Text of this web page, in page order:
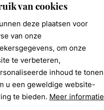
van cookies
deze plaatsen voor
van onze
om onze
te verbeteren,
inhoud te tonen
u een geweldige website-
te bieden. Meer informatie
0361 8039 58
op